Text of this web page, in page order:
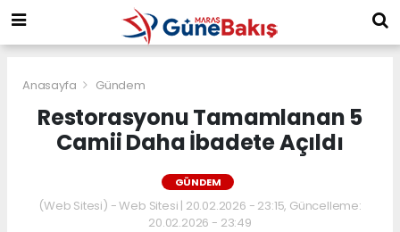
Anasayfa Gündem
Restorasyonu Tamamlanan 5
Camii Daha İbadete Açıldı
GÜNDEM
(Web Sitesi) - Web Sitesi | 20.02.2026 - 23:15, Güncelleme:
20.02.2026 - 23:49